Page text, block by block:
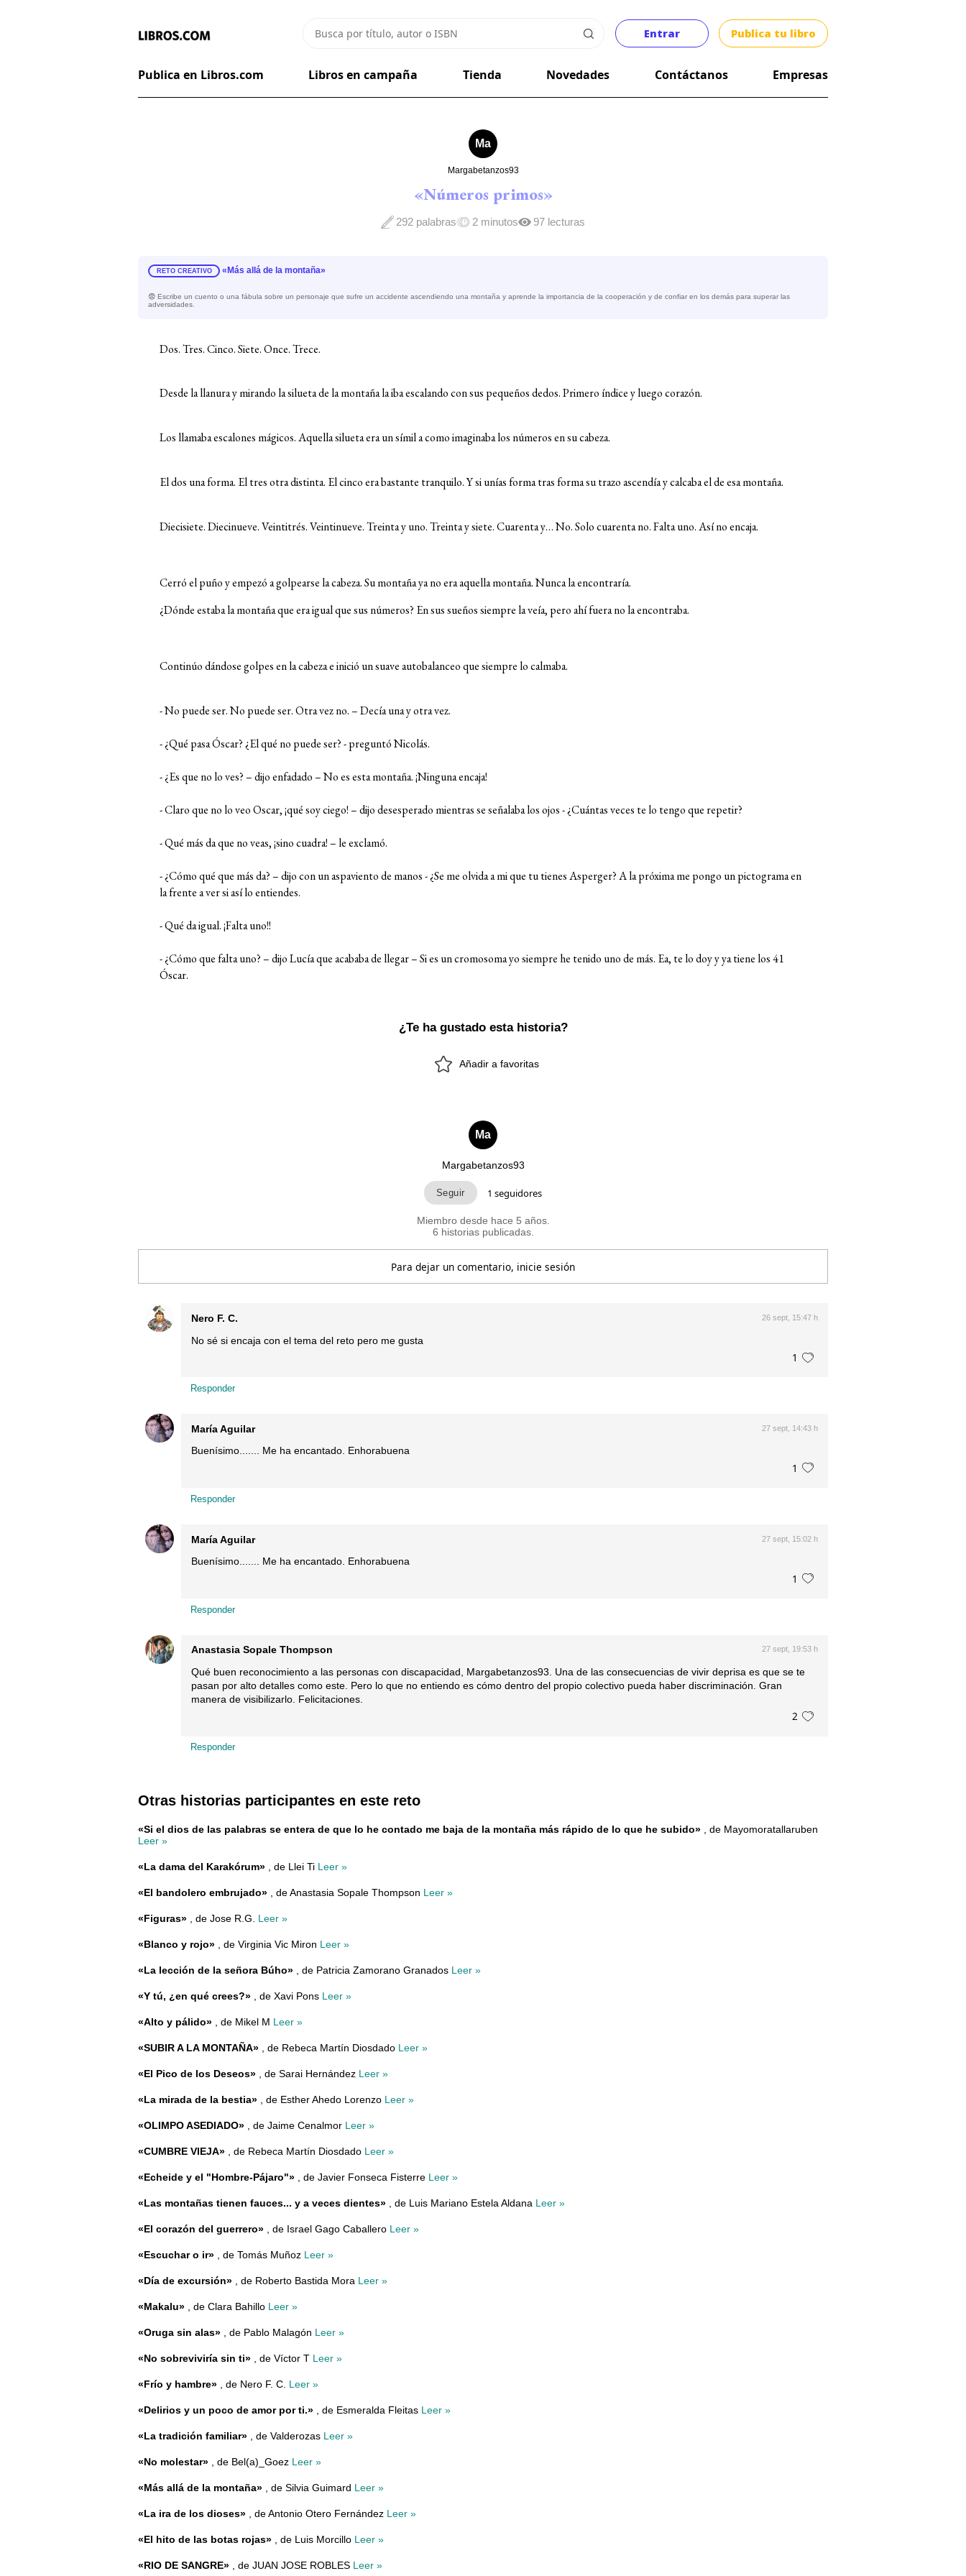
Entrar Publica tu libro
Publica en Libros.com Libros en campaña Tienda Novedades Contáctanos Empresas
Ma
Margabetanzos93
«Números primos»
292 palabras 2 minutos 97 lecturas
RETO CREATIVO «Más allá de la montaña»
😨 Escribe un cuento o una fábula sobre un personaje que sufre un accidente ascendiendo una montaña y aprende la importancia de la cooperación y de confiar en los demás para superar las
adversidades.
Dos. Tres. Cinco. Siete. Once. Trece.
Desde la llanura y mirando la silueta de la montaña la iba escalando con sus pequeños dedos. Primero índice y luego corazón.
Los llamaba escalones mágicos. Aquella silueta era un símil a como imaginaba los números en su cabeza.
El dos una forma. El tres otra distinta. El cinco era bastante tranquilo. Y si unías forma tras forma su trazo ascendía y calcaba el de esa montaña.
Diecisiete. Diecinueve. Veintitrés. Veintinueve. Treinta y uno. Treinta y siete. Cuarenta y… No. Solo cuarenta no. Falta uno. Así no encaja.
Cerró el puño y empezó a golpearse la cabeza. Su montaña ya no era aquella montaña. Nunca la encontraría.
¿Dónde estaba la montaña que era igual que sus números? En sus sueños siempre la veía, pero ahí fuera no la encontraba.
Continúo dándose golpes en la cabeza e inició un suave autobalanceo que siempre lo calmaba.
- No puede ser. No puede ser. Otra vez no. – Decía una y otra vez.
- ¿Qué pasa Óscar? ¿El qué no puede ser? - preguntó Nicolás.
- ¿Es que no lo ves? – dijo enfadado – No es esta montaña. ¡Ninguna encaja!
- Claro que no lo veo Oscar, ¡qué soy ciego! – dijo desesperado mientras se señalaba los ojos - ¿Cuántas veces te lo tengo que repetir?
- Qué más da que no veas, ¡sino cuadra! – le exclamó.
- ¿Cómo qué que más da? – dijo con un aspaviento de manos - ¿Se me olvida a mi que tu tienes Asperger? A la próxima me pongo un pictograma en
la frente a ver si así lo entiendes.
- Qué da igual. ¡Falta uno!!
- ¿Cómo que falta uno? – dijo Lucía que acababa de llegar – Si es un cromosoma yo siempre he tenido uno de más. Ea, te lo doy y ya tiene los 41
Óscar.
¿Te ha gustado esta historia?
Añadir a favoritas
Ma
Margabetanzos93
1 seguidores
Miembro desde hace 5 años.
6 historias publicadas.
Para dejar un comentario, inicie sesión
Nero F. C. 26 sept, 15:47 h
No sé si encaja con el tema del reto pero me gusta
1
Responder
María Aguilar 27 sept, 14:43 h
Buenísimo....... Me ha encantado. Enhorabuena
1
Responder
María Aguilar 27 sept, 15:02 h
Buenísimo....... Me ha encantado. Enhorabuena
1
Responder
Anastasia Sopale Thompson 27 sept, 19:53 h
Qué buen reconocimiento a las personas con discapacidad, Margabetanzos93. Una de las consecuencias de vivir deprisa es que se te
pasan por alto detalles como este. Pero lo que no entiendo es cómo dentro del propio colectivo pueda haber discriminación. Gran
manera de visibilizarlo. Felicitaciones.
2
Responder
Otras historias participantes en este reto
«Si el dios de las palabras se entera de que lo he contado me baja de la montaña más rápido de lo que he subido» , de Mayomoratallaruben
Leer »
«La dama del Karakórum» , de Llei Ti Leer »
«El bandolero embrujado» , de Anastasia Sopale Thompson Leer »
«Figuras» , de Jose R.G. Leer »
«Blanco y rojo» , de Virginia Vic Miron Leer »
«La lección de la señora Búho» , de Patricia Zamorano Granados Leer »
«Y tú, ¿en qué crees?» , de Xavi Pons Leer »
«Alto y pálido» , de Mikel M Leer »
«SUBIR A LA MONTAÑA» , de Rebeca Martín Diosdado Leer »
«El Pico de los Deseos» , de Sarai Hernández Leer »
«La mirada de la bestia» , de Esther Ahedo Lorenzo Leer »
«OLIMPO ASEDIADO» , de Jaime Cenalmor Leer »
«CUMBRE VIEJA» , de Rebeca Martín Diosdado Leer »
«Echeide y el "Hombre-Pájaro"» , de Javier Fonseca Fisterre Leer »
«Las montañas tienen fauces... y a veces dientes» , de Luis Mariano Estela Aldana Leer »
«El corazón del guerrero» , de Israel Gago Caballero Leer »
«Escuchar o ir» , de Tomás Muñoz Leer »
«Día de excursión» , de Roberto Bastida Mora Leer »
«Makalu» , de Clara Bahillo Leer »
«Oruga sin alas» , de Pablo Malagón Leer »
«No sobreviviría sin ti» , de Víctor T Leer »
«Frío y hambre» , de Nero F. C. Leer »
«Delirios y un poco de amor por ti.» , de Esmeralda Fleitas Leer »
«La tradición familiar» , de Valderozas Leer »
«No molestar» , de Bel(a)_Goez Leer »
«Más allá de la montaña» , de Silvia Guimard Leer »
«La ira de los dioses» , de Antonio Otero Fernández Leer »
«El hito de las botas rojas» , de Luis Morcillo Leer »
«RIO DE SANGRE» , de JUAN JOSE ROBLES Leer »